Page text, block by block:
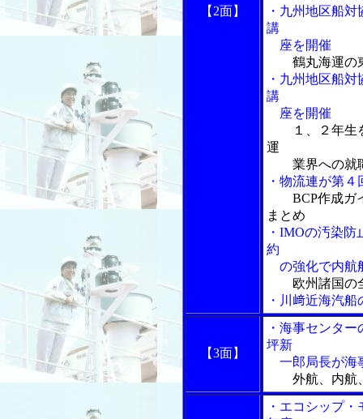
【2面】
・九州地区船
講
座を開催
鶴丸海運の
・九州地区船
講
座を開催
１、２年
運
業界への就
・物流連が第
BCP作成ガ
まとめ
・IMOの汚染
約
の強化で内航
欧州諸国の
・川﨑近海汽
【3面】
・海事センタ
坪新
一郎局長が海
外航、内航
・エコシップ